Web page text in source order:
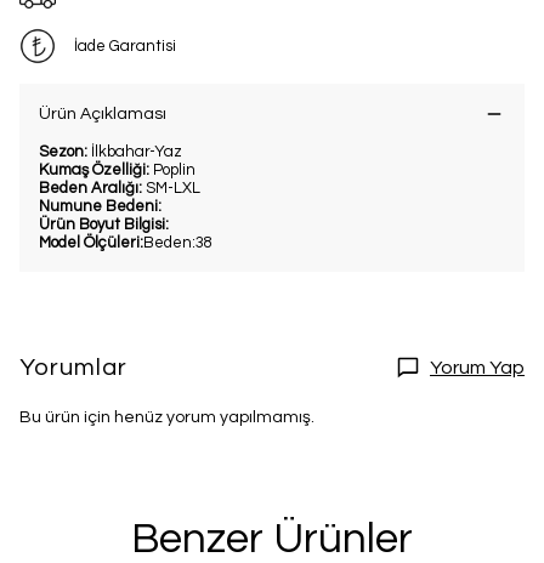
İade Garantisi
Ürün Açıklaması
Sezon: İlkbahar-Yaz
Kumaş Özelliği: Poplin
Beden Aralığı: SM-LXL
Numune Bedeni:
Ürün Boyut Bilgisi:
Model Ölçüleri:Beden:38
Yorumlar Yorum Yap
Bu ürün için henüz yorum yapılmamış.
Benzer Ürünler